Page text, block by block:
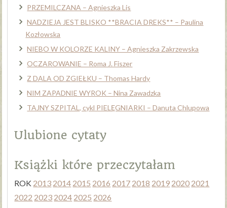
PRZEMILCZANA – Agnieszka Lis
NADZIEJA JEST BLISKO **BRACIA DREKS** – Paulina
Kozłowska
NIEBO W KOLORZE KALINY – Agnieszka Zakrzewska
OCZAROWANIE – Roma J. Fiszer
Z DALA OD ZGIEŁKU – Thomas Hardy
NIM ZAPADNIE WYROK – Nina Zawadzka
TAJNY SZPITAL, cykl PIELĘGNIARKI – Danuta Chlupowa
Ulubione cytaty
Książki które przeczytałam
ROK 2013 2014 2015 2016 2017 2018 2019 2020 2021
2022 2023 2024 2025 2026